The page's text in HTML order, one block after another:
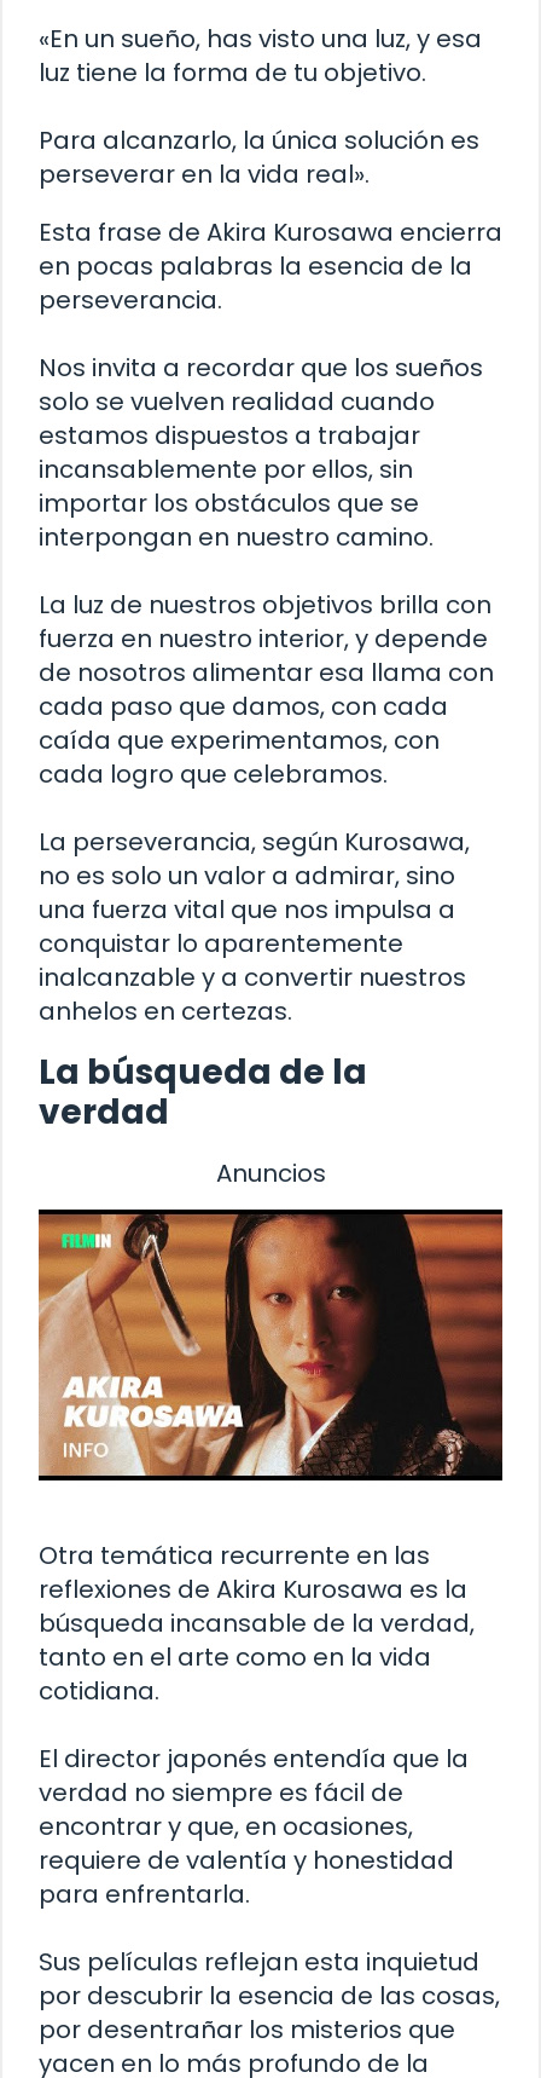
«En un sueño, has visto una luz, y esa
luz tiene la forma de tu objetivo.
Para alcanzarlo, la única solución es
perseverar en la vida real».
Esta frase de Akira Kurosawa encierra
en pocas palabras la esencia de la
perseverancia.
Nos invita a recordar que los sueños
solo se vuelven realidad cuando
estamos dispuestos a trabajar
incansablemente por ellos, sin
importar los obstáculos que se
interpongan en nuestro camino.
La luz de nuestros objetivos brilla con
fuerza en nuestro interior, y depende
de nosotros alimentar esa llama con
cada paso que damos, con cada
caída que experimentamos, con
cada logro que celebramos.
La perseverancia, según Kurosawa,
no es solo un valor a admirar, sino
una fuerza vital que nos impulsa a
conquistar lo aparentemente
inalcanzable y a convertir nuestros
anhelos en certezas.
La búsqueda de la
verdad
Anuncios
Otra temática recurrente en las
reflexiones de Akira Kurosawa es la
búsqueda incansable de la verdad,
tanto en el arte como en la vida
cotidiana.
El director japonés entendía que la
verdad no siempre es fácil de
encontrar y que, en ocasiones,
requiere de valentía y honestidad
para enfrentarla.
Sus películas reflejan esta inquietud
por descubrir la esencia de las cosas,
por desentrañar los misterios que
yacen en lo más profundo de la